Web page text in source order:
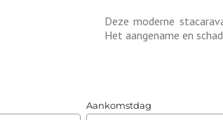
Deze moderne
Het aangename en